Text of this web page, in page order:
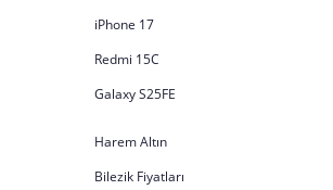
iPhone 17
Redmi 15C
Galaxy S25FE
Harem Altın
Bilezik Fiyatları